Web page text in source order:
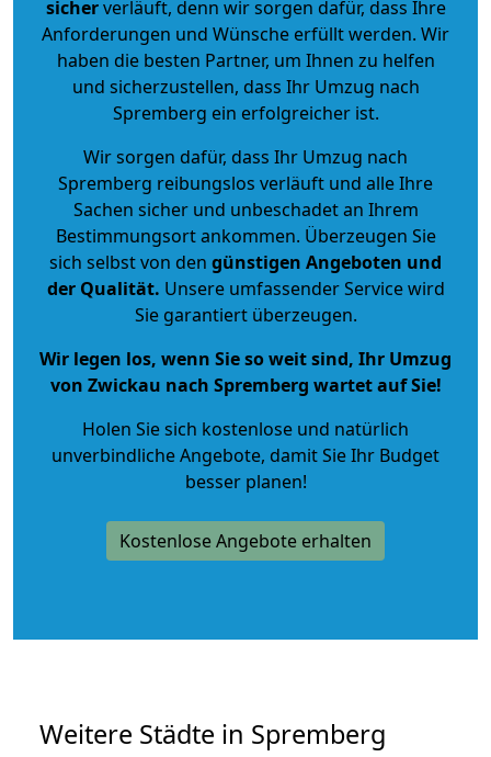
sicherverläuft, denn wir sorgen dafür, dass Ihre
Anforderungen und Wünsche erfüllt werden. Wir
haben die besten Partner, um Ihnen zu helfen
und sicherzustellen, dass Ihr Umzug nach
Spremberg ein erfolgreicher ist.
Wir sorgen dafür, dass Ihr Umzug nach
Spremberg reibungslos verläuft und alle Ihre
Sachen sicher und unbeschadet an Ihrem
Bestimmungsort ankommen. Überzeugen Sie
sich selbst von den günstigen Angeboten und
der Qualität. Unsere umfassender Service wird
Sie garantiert überzeugen.
Wir legen los, wenn Sie so weit sind, Ihr Umzug
von Zwickau nach Spremberg wartet auf Sie!
Holen Sie sich kostenlose und natürlich
unverbindliche Angebote, damit Sie Ihr Budget
besser planen!
Kostenlose Angebote erhalten
Weitere Städte in Spremberg